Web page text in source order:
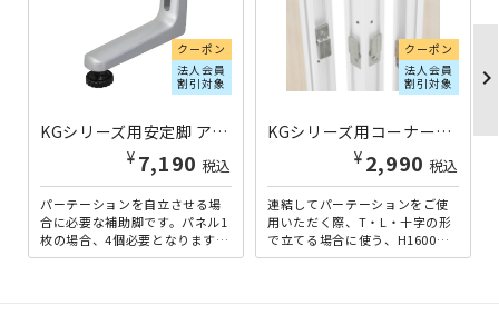
クーポン
法人会員
割引対象
KGシリーズ用安定脚 アジャスタータイプ 4個セット シルバー PN-AK-04SET-SL | 269773
¥ 7,190 税込
パーテーションを自立させる場
合に必要な補助脚です。パネル1
枚の場合、4個必要となります。
意外と重量のあるローパーテー
クーポン
法人会員
割引対象
KGシリーズ用コーナーポールH1600 ホワイト PN-P1600-WH | 269761
¥ 2,990 税込
連結してパーテーションをご使
用いただく際、T・L・十字の形
で立てる場合に使う、H1600用
コーナーポールです。コーナー
chevron_right